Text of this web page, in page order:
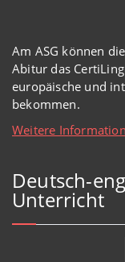
Am ASG können
Abitur das
europäische und
bekommen.
Weitere
Deutsch-
Unterricht